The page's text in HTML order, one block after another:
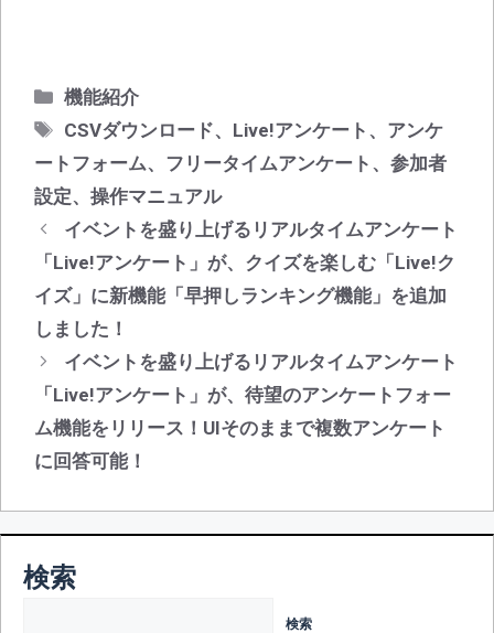
カ
テ
リ
ー
機能紹介
タ
グ
CSVダウンロード、 Live!アンケート 、 アンケ
ートフォーム、 フリータイムアンケート 、 参加者
設定、 操作マニュアル
投
稿
ビ
ゲ
ー
シ
ョ
イベントを盛り上げるリアルタイムアンケート
「Live!アンケート」が、クイズを楽しむ「Live!ク
イズ」に新機能「早押しランキング機能」を追加
しました！
イベントを盛り上げるリアルタイムアンケート
「Live!アンケート」が、待望のアンケートフォー
ム機能をリリース！UIそのままで複数アンケート
に回答可能！
検索
検索